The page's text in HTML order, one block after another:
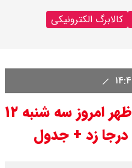
کالابرگ الکترونیکی
قیمت دلار، طلا و سکه ظهر امروز سه شنبه ۱۲